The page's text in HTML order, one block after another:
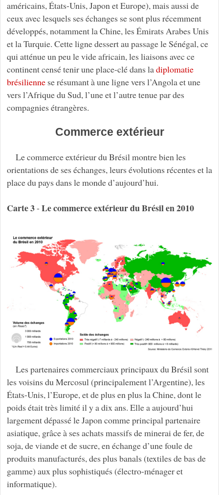
américains, États-Unis, Japon et Europe), mais aussi de
ceux avec lesquels ses échanges se sont plus récemment
développés, notamment la Chine, les Émirats Arabes Unis
et la Turquie. Cette ligne dessert au passage le Sénégal, ce
qui atténue un peu le vide africain, les liaisons avec ce
continent censé tenir une place-clé dans ladiplomatie
brésiliennese résumant à une ligne vers l’Angola et une
vers l’Afrique du Sud, l’une et l’autre tenue par des
compagnies étrangères.
Commerce extérieur
Le commerce extérieur du Brésil montre bien les
orientations de ses échanges, leurs évolutions récentes et la
place du pays dans le monde d’aujourd’hui.
Carte 3- Le commerce extérieur du Brésil en 2010
Les partenaires commerciaux principaux du Brésil sont
les voisins du Mercosul (principalement l’Argentine), les
États-Unis, l’Europe, et de plus en plus la Chine, dont le
poids était très limité il y a dix ans. Elle a aujourd’hui
largement dépassé le Japon comme principal partenaire
asiatique, grâce à ses achats massifs de minerai de fer, de
soja, de viande et de sucre, en échange d’une foule de
produits manufacturés, des plus banals (textiles de bas de
gamme) aux plus sophistiqués (électro-ménager et
informatique).